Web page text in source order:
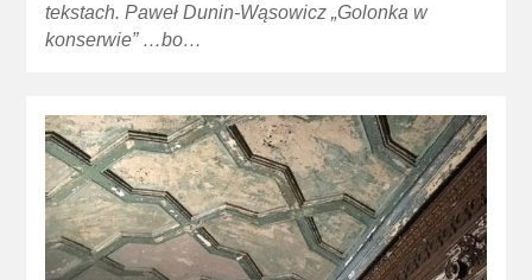
tekstach. Paweł Dunin-Wąsowicz „Golonka w
konserwie” …bo…